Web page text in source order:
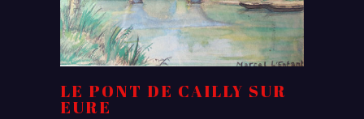
LE PONT DE CAILLY SUR
EURE